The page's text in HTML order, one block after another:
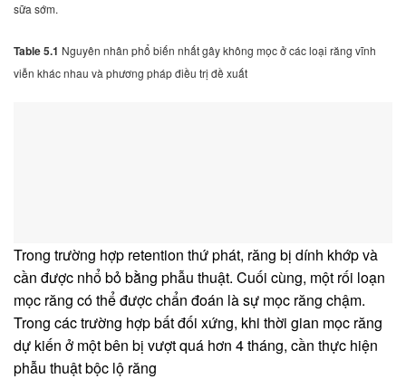
sữa sớm.
Table5.1 Nguyên nhân phổ biến nhất gây không mọc ở các loại răng vĩnh
viễn khác nhau và phương pháp điều trị đề xuất
Trong trường hợp retention thứ phát, răng bị dính khớp và
cần được nhổ bỏ bằng phẫu thuật. Cuối cùng, một rối loạn
mọc răng có thể được chẩn đoán là sự mọc răng chậm.
Trong các trường hợp bất đối xứng, khi thời gian mọc răng
dự kiến ở một bên bị vượt quá hơn 4 tháng, cần thực hiện
phẫu thuật bộc lộ răng